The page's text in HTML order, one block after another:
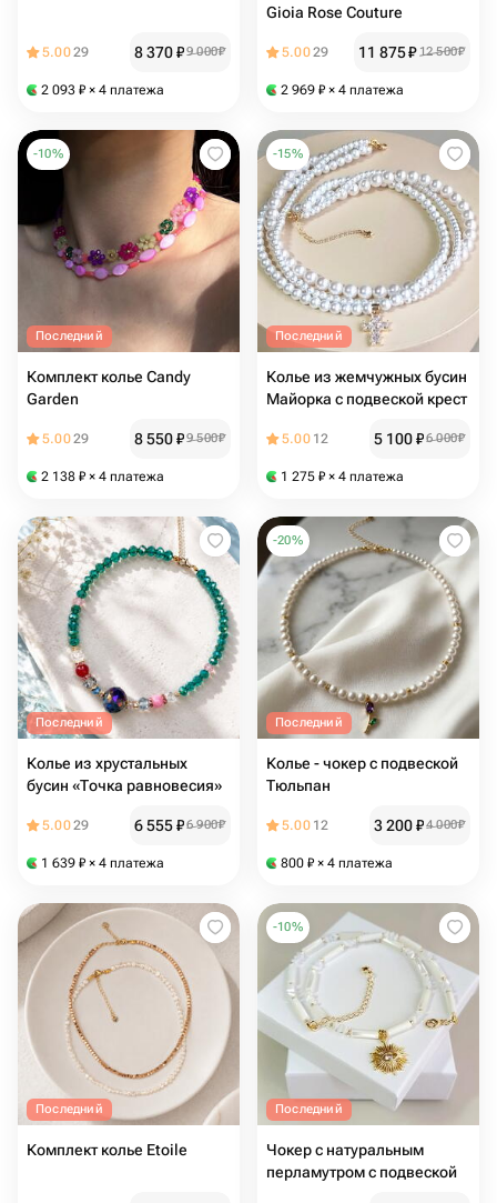
5.0029 8 370₽9 000₽
2 093 ₽ × 4 платежа
Gioia Rose Couture
5.0029 11 875₽ 12 500₽
2 969 ₽ × 4 платежа
-10%
Последний
Комплект колье Candy
Garden
5.0029 8 550₽9 500₽
2 138 ₽ × 4 платежа
-15%
Последний
Колье из жемчужных бусин
Майорка с подвеской крест
5.00 12 5 100₽6 000₽
1 275 ₽ × 4 платежа
Последний
Колье из хрустальных
бусин «Точка равновесия»
5.0029 6 555₽6 900₽
1 639 ₽ × 4 платежа
-20%
Последний
Колье - чокер с подвеской
Тюльпан
5.00 12 3 200₽4 000₽
800 ₽ × 4 платежа
Последний
Комплект колье Etoile
-10%
Последний
Чокер с натуральным
перламутром с подвеской